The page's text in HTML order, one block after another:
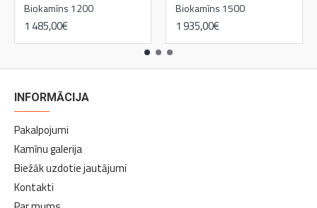
Biokamīns 1200
1 485,00€
Biokamīns 1500
1 935,00€
INFORMĀCIJA
Pakalpojumi
Kamīnu galerija
Biežāk uzdotie jautājumi
Kontakti